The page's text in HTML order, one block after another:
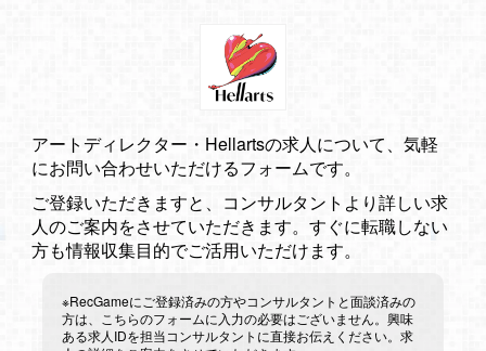
アートディレクター・Hellartsの求人について、気軽
にお問い合わせいただけるフォームです。
ご登録いただきますと、コンサルタントより詳しい求
人のご案内をさせていただきます。すぐに転職しない
方も情報収集目的でご活用いただけます。
※RecGameにご登録済みの方やコンサルタントと面談済みの
方は、こちらのフォームに入力の必要はございません。興味
ある求人IDを担当コンサルタントに直接お伝えください。求